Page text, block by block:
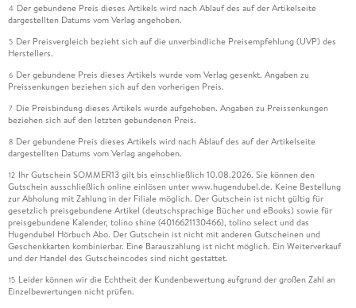
4 Der gebundene Preis dieses Artikels wird nach Ablauf des auf der Artikelseite
dargestellten Datums vom Verlag angehoben.
5 Der Preisvergleich bezieht sich auf die unverbindliche Preisempfehlung (UVP) des
Herstellers.
6 Der gebundene Preis dieses Artikels wurde vom Verlag gesenkt. Angaben zu
Preissenkungen beziehen sich auf den vorherigen Preis.
7 Die Preisbindung dieses Artikels wurde aufgehoben. Angaben zu Preissenkungen
beziehen sich auf den letzten gebundenen Preis.
8 Der gebundene Preis dieses Artikels wird nach Ablauf des auf der Artikelseite
dargestellten Datums vom Verlag angehoben.
12 Ihr Gutschein SOMMER13 gilt bis einschließlich 10.08.2026. Sie können den
Gutschein ausschließlich online einlösen unter www.hugendubel.de. Keine Bestellung
zur Abholung mit Zahlung in der Filiale möglich. Der Gutschein ist nicht gültig für
gesetzlich preisgebundene Artikel (deutschsprachige Bücher und eBooks) sowie für
preisgebundene Kalender, tolino shine (4016621130466), tolino select und das
Hugendubel Hörbuch Abo. Der Gutschein ist nicht mit anderen Gutscheinen und
Geschenkkarten kombinierbar. Eine Barauszahlung ist nicht möglich. Ein Weiterverkauf
und der Handel des Gutscheincodes sind nicht gestattet.
15 Leider können wir die Echtheit der Kundenbewertung aufgrund der großen Zahl an
Einzelbewertungen nicht prüfen.